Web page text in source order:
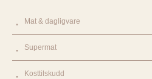
Mat & dagligvare
Supermat
Kosttilskudd